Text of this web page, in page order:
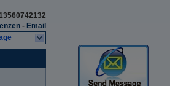
- Email